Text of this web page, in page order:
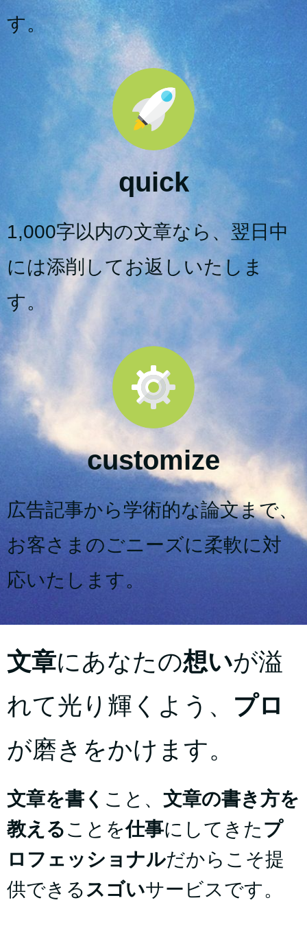
す。
quick
1,000字以内の文章なら、翌日中
には添削してお返しいたしま
す。
customize
広告記事から学術的な論文まで、
お客さまのごニーズに柔軟に対
応いたします。
文章にあなたの想いが溢
れて光り輝くよう、 プロ
が磨きをかけます。
文章を書く こと、 文章の書き方を
教えることを仕事にしてきたプ
ロフェッショナルだからこそ提
供できるスゴいサービスです。